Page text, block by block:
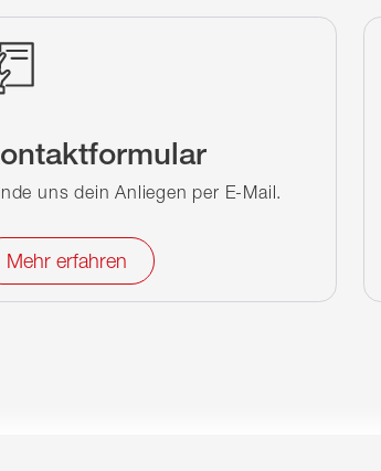
uns dein Anliegen per E-Mail.
Mehr erfahren